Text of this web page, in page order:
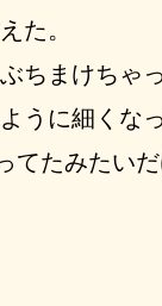
た。
ちまけちゃ
うに細くなっ
てたみたいだ